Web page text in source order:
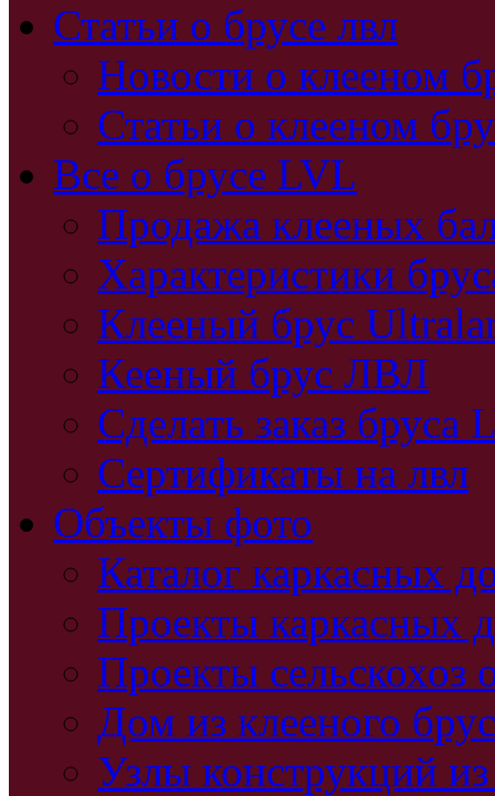
Статьи о брусе лвл
Новости о клееном
Статьи о клееном
Все о брусе LVL
Продажа клееных
Характеристики
Клееный брус
Кееный брус ЛВЛ
Сделать заказ бруса
Сертификаты на лвл
Объекты фото
Каталог каркасных
Проекты каркасных
Проекты сельскохоз
Дом из клееного
Узлы конструкций